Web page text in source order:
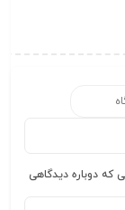
که دوباره دیدگاهی